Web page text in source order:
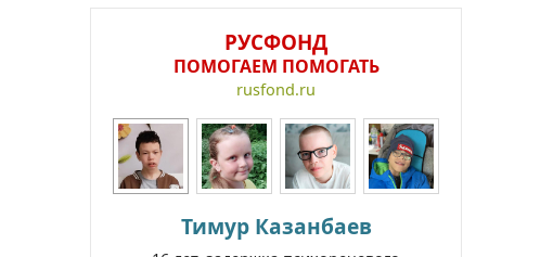
РУСФОНД
ПОМОГАЕМ ПОМОГАТЬ
rusfond.ru
Тимур Казанбаев